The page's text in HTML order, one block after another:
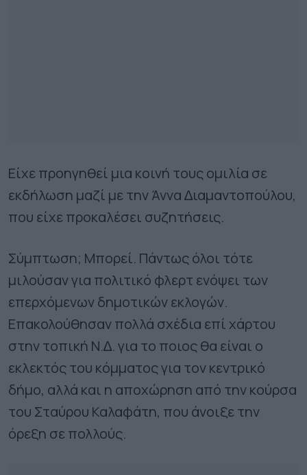
Είχε προηγηθεί µια κοινή τους οµιλία σε
εκδήλωση µαζί µε την Άννα ∆ιαµαντοπούλου,
που είχε προκαλέσει συζητήσεις.
Σύµπτωση; Μπορεί. Πάντως όλοι τότε
μιλούσαν για πολιτικό φλερτ ενόψει των
επερχόµενων δηµοτικών εκλογών.
Επακολούθησαν πολλά σχέδια επί χάρτου
στην τοπική Ν.∆. για το ποιος θα είναι ο
εκλεκτός του κόµµατος για τον κεντρικό
δήµο, αλλά και η αποχώρηση από την κούρσα
του Σταύρου Καλαφάτη, που άνοιξε την
όρεξη σε πολλούς.